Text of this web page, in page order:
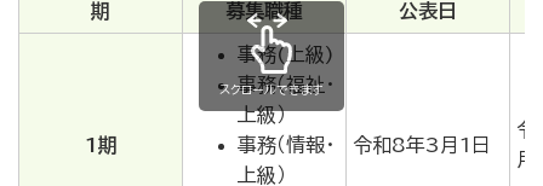
期 募集職種 公表日
1期
事務(上級)
事務（福祉・
上級）
事務（情報・
上級）
令和8年3月1日
令
月
スクロールできます